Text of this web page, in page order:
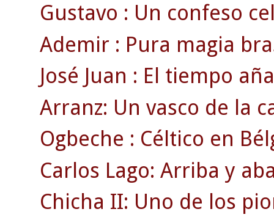
Gustavo : Un confeso
Ademir : Pura magia
José Juan : El tiempo
Arranz: Un vasco de la
Ogbeche : Céltico en
Carlos Lago: Arriba y
Chicha II: Uno de los